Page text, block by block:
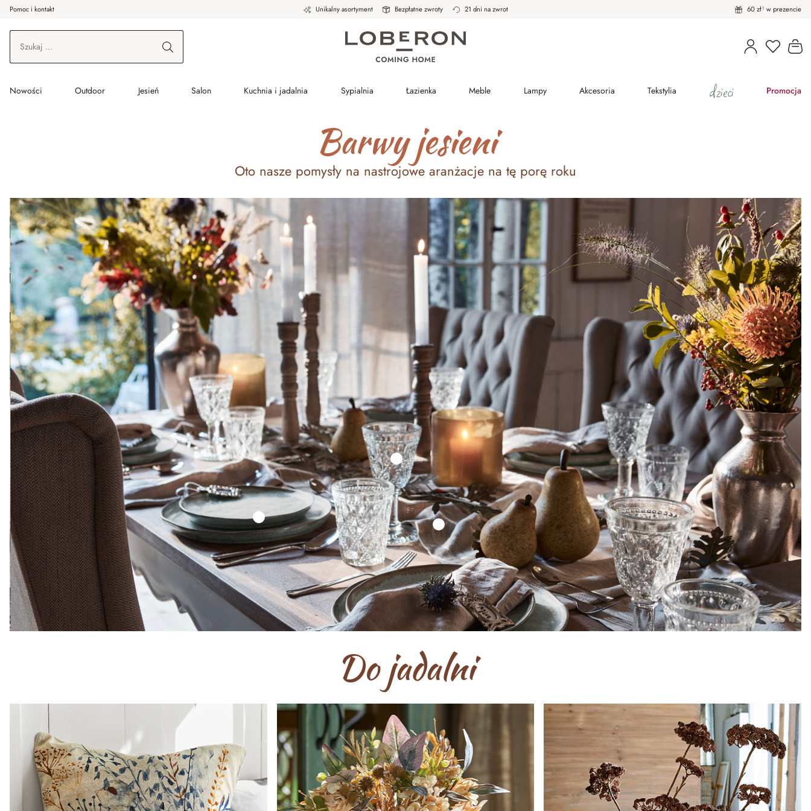
do wątku głównego
Przejdź do wyszukiwania
Przejdź do głównej nawigacji
Pomoc i kontakt Unikalny asortyment Bezpłatne zwroty 21 dni na zwrot 60 zł¹ w prezencie
Masz
Nowości Outdoor Jesień Salon Kuchnia i jadalnia Sypialnia Łazienka Meble Lampy Akcesoria Tekstylia dzieci Promocja
Barwy jesieni
Oto nasze pomysły na nastrojowe aranżacje na tę porę roku
Do jadalni